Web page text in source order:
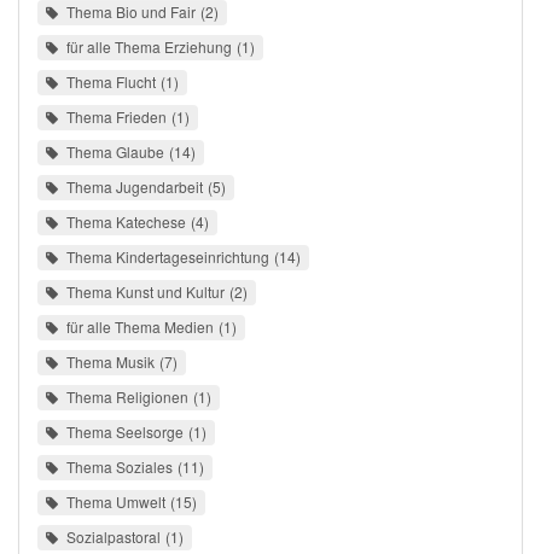
Thema Bio und Fair 2
für alle Thema Erziehung 1
Thema Flucht 1
Thema Frieden 1
Thema Glaube 14
Thema Jugendarbeit 5
Thema Katechese 4
Thema Kindertageseinrichtung 14
Thema Kunst und Kultur 2
für alle Thema Medien 1
Thema Musik 7
Thema Religionen 1
Thema Seelsorge 1
Thema Soziales 11
Thema Umwelt 15
Sozialpastoral 1